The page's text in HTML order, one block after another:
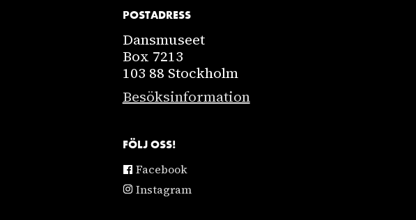
POSTADRESS
Dansmuseet
Box 7213
103 88 Stockholm
Besöksinformation
FÖLJ OSS!
Facebook
Instagram